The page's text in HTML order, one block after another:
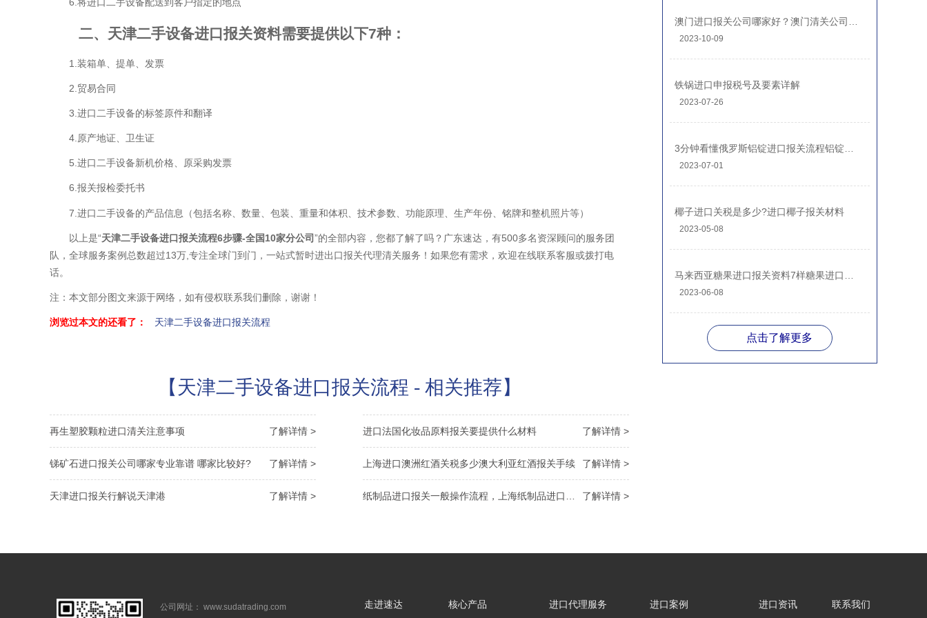
6.将进口二手设备配送到客户指定的地点
二、天津二手设备进口报关资料需要提供以下7种：
1.装箱单、提单、发票
2.贸易合同
3.进口二手设备的标签原件和翻译
4.原产地证、卫生证
5.进口二手设备新机价格、原采购发票
6.报关报检委托书
7.进口二手设备的产品信息（包括名称、数量、包装、重量和体积、技术参数、功能原理、生产年份、铭牌和整机照片等）
以上是“天津二手设备进口报关流程6步骤-全国10家分公司”的全部内容，您都了解了吗？广东速达，有500多名资深顾问的服务团
队，全球服务案例总数超过13万,专注全球门到门，一站式暂时进出口报关代理清关服务！如果您有需求，欢迎在线联系客服或拨打电
话。
注：本文部分图文来源于网络，如有侵权联系我们删除，谢谢！
浏览过本文的还看了： 天津二手设备进口报关流程
【天津二手设备进口报关流程 - 相关推荐】
了解详情 >
再生塑胶颗粒进口清关注意事项 了解详情 >
进口法国化妆品原料报关要提供什么材料
了解详情 >
锑矿石进口报关公司哪家专业靠谱 哪家比较好? 了解详情 >
上海进口澳洲红酒关税多少澳大利亚红酒报关手续
了解详情 >
天津进口报关行解说天津港 了解详情 >
纸制品进口报关一般操作流程，上海纸制品进口报关公司解析
2023-10-09
铁锅进口申报税号及要素详解
2023-07-26
2023-07-01
椰子进口关税是多少?进口椰子报关材料
2023-05-08
2023-06-08
点击了解更多
公司网址： www.sudatrading.com 走进速达 核心产品 进口代理服务 进口案例 进口资讯 联系我们